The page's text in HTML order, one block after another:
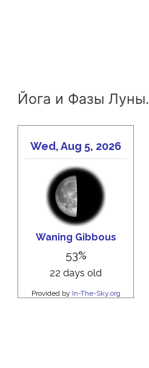
Йога и Фазы Луны.